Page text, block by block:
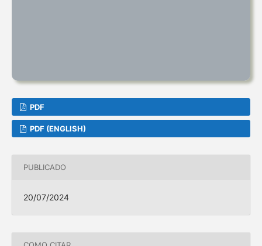
PDF
PDF (ENGLISH)
PUBLICADO
20/07/2024